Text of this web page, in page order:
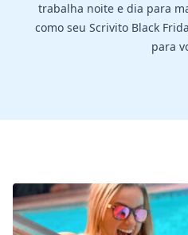
trabalha noite e dia para
como seu Scrivito Black
para